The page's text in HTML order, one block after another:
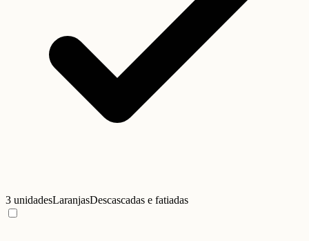
3 unidadesLaranjasDescascadas e fatiadas